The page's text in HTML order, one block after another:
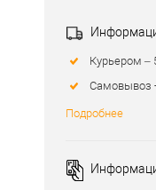
Курьером –
Самовывоз
Подробнее